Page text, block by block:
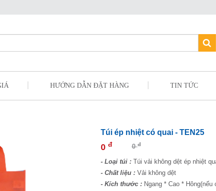
HƯỚNG DẪN ĐẶT HÀNG TIN TỨC
Túi ép nhiệt có quai - TEN25
0 đ 0đ
- Loại túi :Túi vải không dệt ép nhiệt
- Chất liệu :Vải không dệt
- Kích thước :Ngang * Cao * Hông(nếu